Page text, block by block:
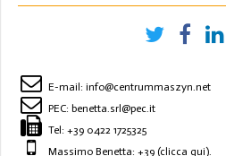
E-mail: info@centrummaszyn.net
PEC: benetta.srl@pec.it
Tel: +39 0422 1725325
Massimo Benetta: +39 (clicca qui).